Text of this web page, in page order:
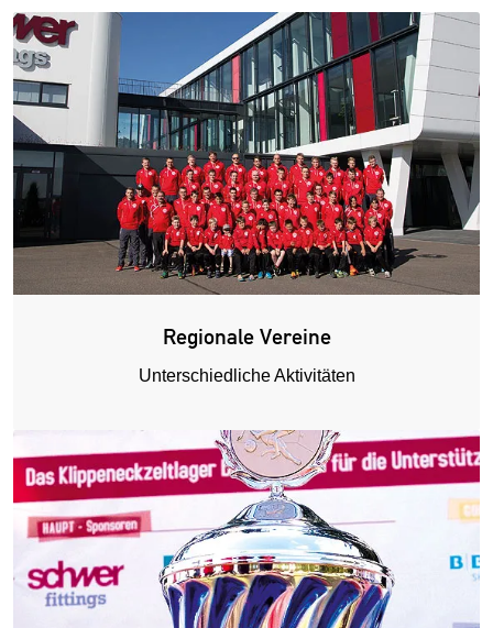
Regionale Vereine
Unterschiedliche Aktivitäten